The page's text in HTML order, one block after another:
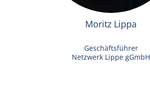
Moritz Lippa
Geschäftsführer
Netzwerk Lippe gGmbH